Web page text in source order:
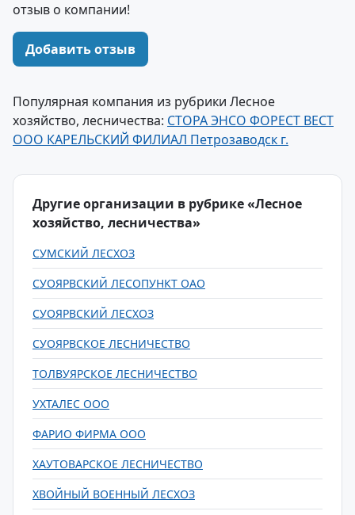
отзыв о компании!
Добавить отзыв
Популярная компания из рубрики Лесное
хозяйство, лесничества: СТОРА ЭНСО ФОРЕСТ ВЕСТ
ООО КАРЕЛЬСКИЙ ФИЛИАЛ Петрозаводск г.
Другие организации в рубрике «Лесное
хозяйство, лесничества»
СУМСКИЙ ЛЕСХОЗ
СУОЯРВСКИЙ ЛЕСОПУНКТ ОАО
СУОЯРВСКИЙ ЛЕСХОЗ
СУОЯРВСКОЕ ЛЕСНИЧЕСТВО
ТОЛВУЯРСКОЕ ЛЕСНИЧЕСТВО
УХТАЛЕС ООО
ФАРИО ФИРМА ООО
ХАУТОВАРСКОЕ ЛЕСНИЧЕСТВО
ХВОЙНЫЙ ВОЕННЫЙ ЛЕСХОЗ